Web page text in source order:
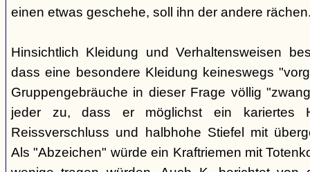
einen etwas geschehe, soll ihn der andere
Hinsichtlich Kleidung und Verhaltensweisen
dass eine besondere Kleidung keineswegs
Gruppengebräuche in dieser Frage völlig
jeder zu, dass er möglichst ein kariertes
Reissverschluss und halbhohe Stiefel mit
Als "Abzeichen" würde ein Kraftriemen mit